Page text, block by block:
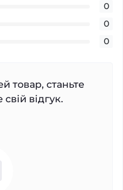
0
0
0
товар, станьте
відгук.